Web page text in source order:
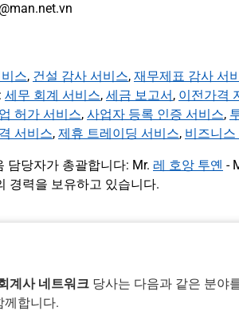
스, 건설 감사 서비스, 재무제표 감사 서
세무 회계 서비스, 세금 보고서, 이전가격
허가 서비스, 사업자 등록 인증 서비스,
서비스, 제휴 트레이딩 서비스, 비즈니
담당자가 총괄합니다: Mr. 레 호앙 투옌 -
경력을 보유하고 있습니다.
계사 네트워크 당사는 다음과 같은 분야
께합니다.